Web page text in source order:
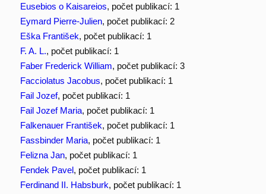
Eusebios o Kaisareios, počet publikací: 1
Eymard Pierre-Julien, počet publikací: 2
Eška František, počet publikací: 1
F. A. L., počet publikací: 1
Faber Frederick William, počet publikací: 3
Facciolatus Jacobus, počet publikací: 1
Fail Jozef, počet publikací: 1
Fail Jozef Maria, počet publikací: 1
Falkenauer František, počet publikací: 1
Fassbinder Maria, počet publikací: 1
Felizna Jan, počet publikací: 1
Fendek Pavel, počet publikací: 1
Ferdinand II. Habsburk, počet publikací: 1